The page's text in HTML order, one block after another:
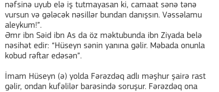
nəfsinə uyub elə iş tutmayasan ki, camaat sənə tənə
vursun və gələcək nəsillər bundan danışsın. Vəssəlamu
aleykum!”.
Əmr ibn Səid ibn As da öz məktubunda ibn Ziyada belə
nəsihət edir: “Hüseyn sənin yanına gəlir. Məbada onunla
kobud rəftar edəsən”.
İmam Hüseyn (ə) yolda Fərəzdəq adlı məşhur şairə rast
gəlir, ondan kufəlilər barəsində soruşur. Fərəzdəq ona